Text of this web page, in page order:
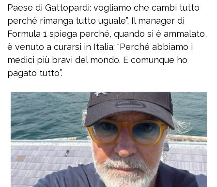
Paese di Gattopardi: vogliamo che cambi tutto
perché rimanga tutto uguale”. Il manager di
Formula 1 spiega perché, quando si è ammalato,
è venuto a curarsi in Italia: “Perché abbiamo i
medici più bravi del mondo. E comunque ho
pagato tutto”.